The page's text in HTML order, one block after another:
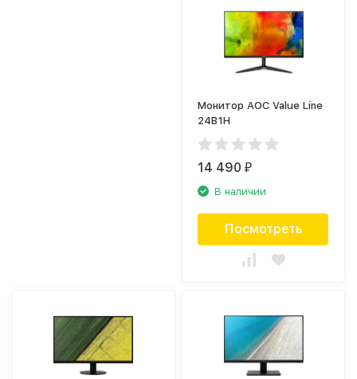
Монитор AOC Value Line
24B1H
14 490₽
В наличии
Посмотреть